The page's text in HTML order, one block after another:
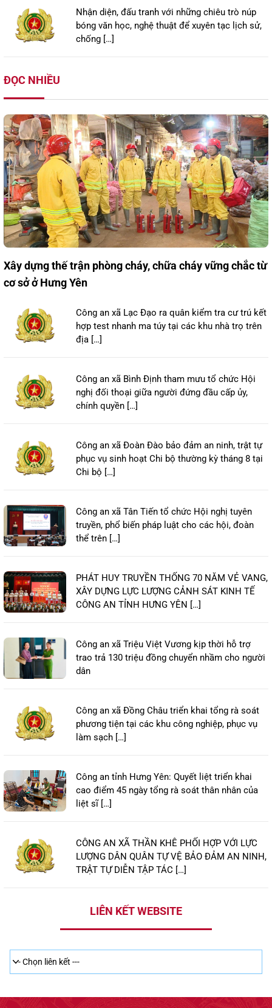
Nhận diện, đấu tranh với những chiêu trò núp
bóng văn học, nghệ thuật để xuyên tạc lịch sử,
chống […]
ĐỌC NHIỀU
Xây dựng thế trận phòng cháy, chữa cháy vững chắc từ
cơ sở ở Hưng Yên
Công an xã Lạc Đạo ra quân kiểm tra cư trú kết
hợp test nhanh ma túy tại các khu nhà trọ trên
địa […]
Công an xã Bình Định tham mưu tổ chức Hội
nghị đối thoại giữa người đứng đầu cấp ủy,
chính quyền […]
Công an xã Đoàn Đào bảo đảm an ninh, trật tự
phục vụ sinh hoạt Chi bộ thường kỳ tháng 8 tại
Chi bộ […]
Công an xã Tân Tiến tổ chức Hội nghị tuyên
truyền, phổ biến pháp luật cho các hội, đoàn
thể trên […]
PHÁT HUY TRUYỀN THỐNG 70 NĂM VẺ VANG,
XÂY DỰNG LỰC LƯỢNG CẢNH SÁT KINH TẾ
CÔNG AN TỈNH HƯNG YÊN […]
Công an xã Triệu Việt Vương kịp thời hỗ trợ
trao trả 130 triệu đồng chuyển nhầm cho người
dân
Công an xã Đồng Châu triển khai tổng rà soát
phương tiện tại các khu công nghiệp, phục vụ
làm sạch […]
Công an tỉnh Hưng Yên: Quyết liệt triển khai
cao điểm 45 ngày tổng rà soát thân nhân của
liệt sĩ […]
CÔNG AN XÃ THẦN KHÊ PHỐI HỢP VỚI LỰC
LƯỢNG DÂN QUÂN TỰ VỆ BẢO ĐẢM AN NINH,
TRẬT TỰ DIỄN TẬP TÁC […]
LIÊN KẾT WEBSITE